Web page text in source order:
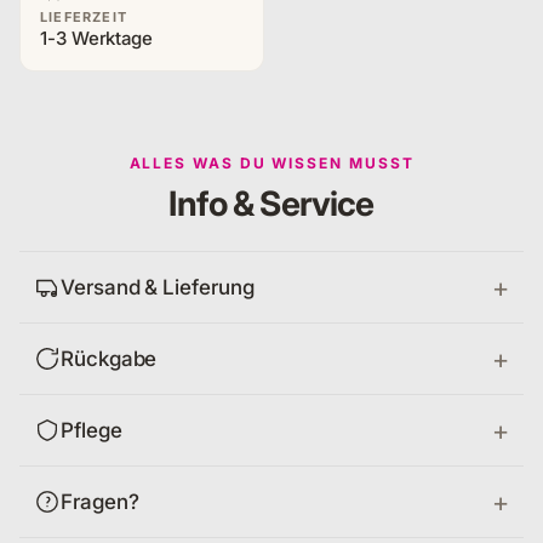
LIEFERZEIT
1-3 Werktage
ALLES WAS DU WISSEN MUSST
Info & Service
Versand & Lieferung
Rückgabe
Pflege
Fragen?